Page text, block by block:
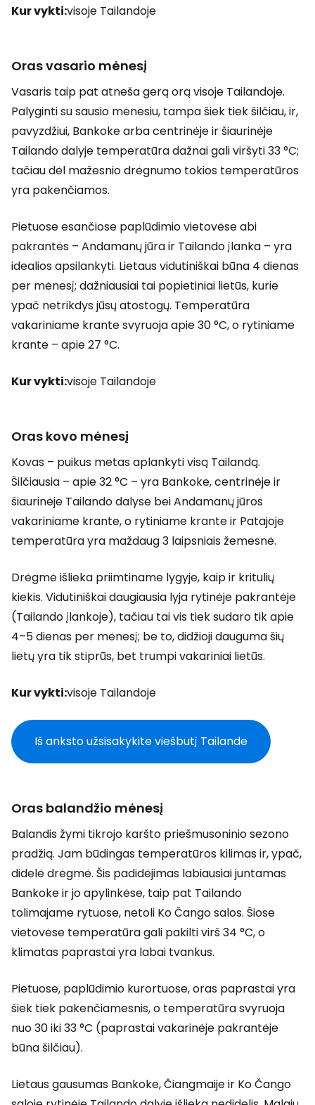
Kur vykti:visoje Tailandoje
Oras vasario mėnesį
Vasaris taip pat atneša gerą orą visoje Tailandoje.
Palyginti su sausio mėnesiu, tampa šiek tiek šilčiau, ir,
pavyzdžiui, Bankoke arba centrinėje ir šiaurinėje
Tailando dalyje temperatūra dažnai gali viršyti 33 °C;
tačiau dėl mažesnio drėgnumo tokios temperatūros
yra pakenčiamos.
Pietuose esančiose paplūdimio vietovėse abi
pakrantės – Andamanų jūra ir Tailando įlanka – yra
idealios apsilankyti. Lietaus vidutiniškai būna 4 dienas
per mėnesį; dažniausiai tai popietiniai lietūs, kurie
ypač netrikdys jūsų atostogų. Temperatūra
vakariniame krante svyruoja apie 30 °C, o rytiniame
krante – apie 27 °C.
Kur vykti:visoje Tailandoje
Oras kovo mėnesį
Kovas – puikus metas aplankyti visą Tailandą.
Šilčiausia – apie 32 °C – yra Bankoke, centrinėje ir
šiaurinėje Tailando dalyse bei Andamanų jūros
vakariniame krante, o rytiniame krante ir Patajoje
temperatūra yra maždaug 3 laipsniais žemesnė.
Drėgmė išlieka priimtiname lygyje, kaip ir kritulių
kiekis. Vidutiniškai daugiausia lyja rytinėje pakrantėje
(Tailando įlankoje), tačiau tai vis tiek sudaro tik apie
4–5 dienas per mėnesį; be to, didžioji dauguma šių
lietų yra tik stiprūs, bet trumpi vakariniai lietūs.
Kur vykti:visoje Tailandoje
Iš anksto užsisakykite viešbutį Tailande
Oras balandžio mėnesį
Balandis žymi tikrojo karšto priešmusoninio sezono
pradžią. Jam būdingas temperatūros kilimas ir, ypač,
didelė drėgmė. Šis padidėjimas labiausiai juntamas
Bankoke ir jo apylinkėse, taip pat Tailando
tolimajame rytuose, netoli Ko Čango salos. Šiose
vietovėse temperatūra gali pakilti virš 34 °C, o
klimatas paprastai yra labai tvankus.
Pietuose, paplūdimio kurortuose, oras paprastai yra
šiek tiek pakenčiamesnis, o temperatūra svyruoja
nuo 30 iki 33 °C (paprastai vakarinėje pakrantėje
būna šilčiau).
Lietaus gausumas Bankoke, Čiangmaije ir Ko Čango